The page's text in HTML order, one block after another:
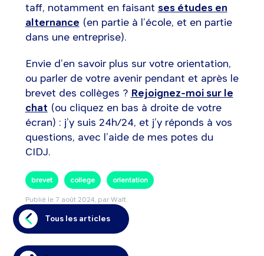
Tous les articles
taff, notamment en faisant ses études en
alternance (en partie à l’école, et en partie
dans une entreprise).
Envie d’en savoir plus sur votre orientation,
ou parler de votre avenir pendant et après le
brevet des collèges ? Rejoignez-moi sur le
chat (ou cliquez en bas à droite de votre
écran) : j’y suis 24h/24, et j’y réponds à vos
questions, avec l’aide de mes potes du
CIDJ.
brevet college orientation
Publié le 7 août 2024, par Walt.